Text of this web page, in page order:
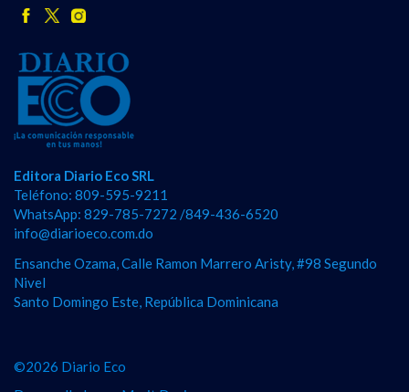
Editora Diario Eco SRL
Teléfono: 809-595-9211
WhatsApp: 829-785-7272 /849-436-6520
info@diarioeco.com.do
Ensanche Ozama, Calle Ramon Marrero Aristy, #98 Segundo
Nivel
Santo Domingo Este, República Dominicana
©2026 Diario Eco